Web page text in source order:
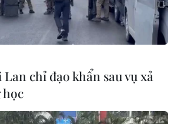
kiếm các trẻ mất tích.
chỉ đạo khẩn sau vụ xả
học